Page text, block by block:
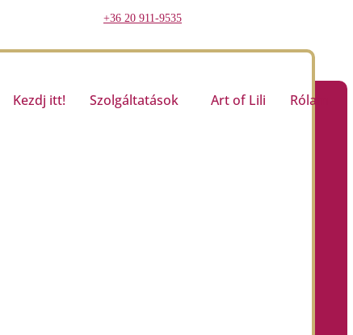
+36 20 911-9535
Kezdj itt! Szolgáltatások Art of Lili Rólam